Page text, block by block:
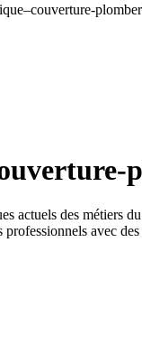
actuels des métiers
avec